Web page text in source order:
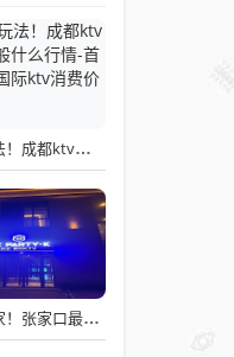
特色玩法！成都ktv真空一般什么行情-首选林恩国际ktv消费价格点评
资深玩家！张家口最高端的ktv-首选时空派对ktv会所消费行情推荐